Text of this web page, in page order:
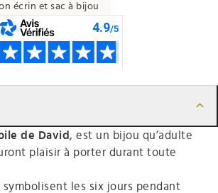
écrin et sac à bijou
de David , est un bijou qu’adulte
plaisir à porter durant toute
symbolisent les six jours pendant